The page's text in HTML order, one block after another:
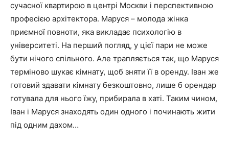
сучасної квартирою в центрі Москви і перспективною
професією архітектора. Маруся – молода жінка
приємної повноти, яка викладає психологію в
університеті. На перший погляд, у цієї пари не може
бути нічого спільного. Але трапляється так, що Маруся
терміново шукає кімнату, щоб зняти її в оренду. Іван же
готовий здавати кімнату безкоштовно, лише б орендар
готувала для нього їжу, прибирала в хаті. Таким чином,
Іван і Маруся знаходять один одного і починають жити
під одним дахом…